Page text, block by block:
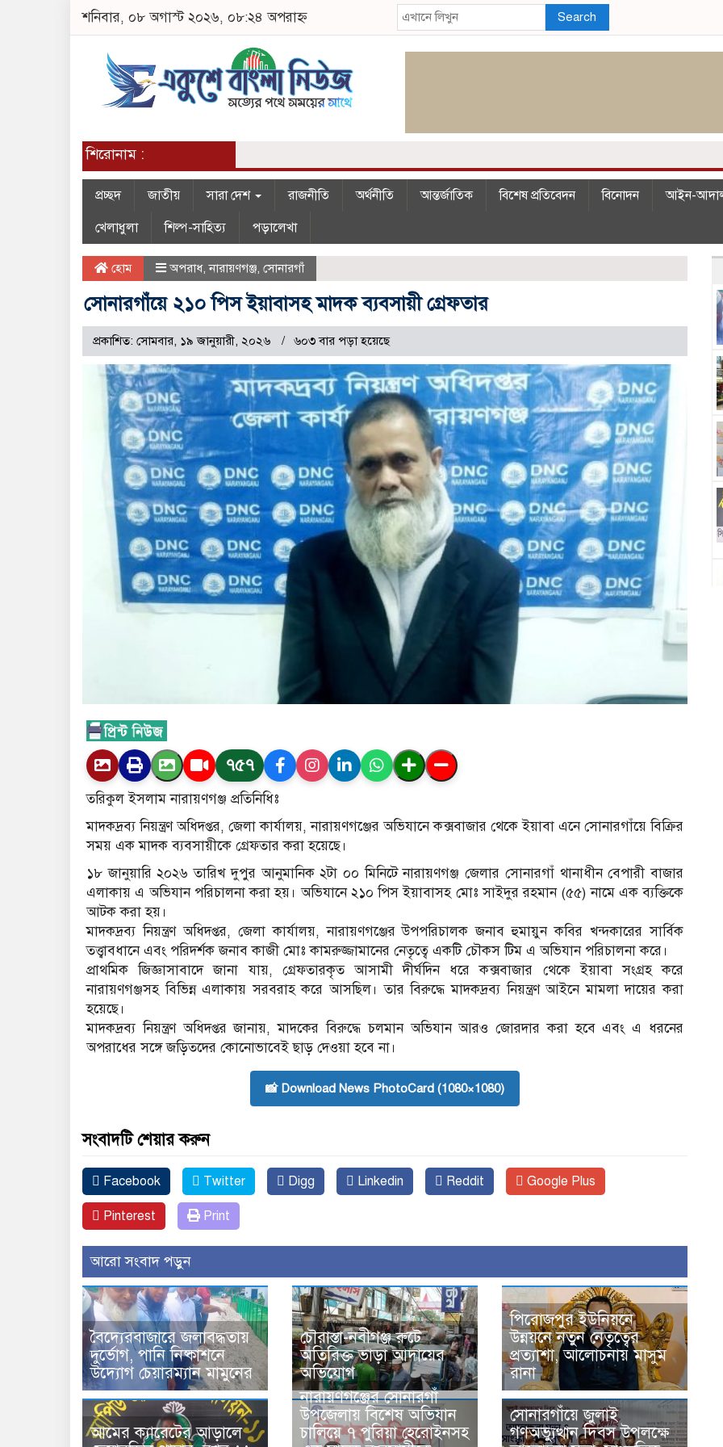
শনিবার, ০৮ অগাস্ট ২০২৬, ০৮:২৪ অপরাহ্ন Search
শিরোনাম :
প্রচ্ছদ জাতীয় সারা দেশ রাজনীতি অর্থনীতি আন্তর্জাতিক বিশেষ প্রতিবেদন বিনোদন আইন-
খেলাধুলা
শিল্প-সাহিত্য পড়ালেখা
হোম অপরাধ,নারায়ণগঞ্জ, সোনারগাঁ
সোনারগাঁয়ে ২১০ পিস ইয়াবাসহ মাদক ব্যবসায়ী গ্রেফতার
প্রকাশিত: সোমবার, ১৯ জানুয়ারী, ২০২৬ ৬০৩ বার পড়া হয়েছে
৭৫৭
তরিকুল ইসলাম নারায়ণগঞ্জ প্রতিনিধিঃ
মাদকদ্রব্য নিয়ন্ত্রণ অধিদপ্তর, জেলা কার্যালয়, নারায়ণগঞ্জের অভিযানে কক্সবাজার থেকে ইয়াবা এনে সোনারগাঁয়ে বিক্রির
সময় এক মাদক ব্যবসায়ীকে গ্রেফতার করা হয়েছে।
১৮ জানুয়ারি ২০২৬ তারিখ দুপুর আনুমানিক ২টা ০০ মিনিটে নারায়ণগঞ্জ জেলার সোনারগাঁ থানাধীন বেপারী বাজার
এলাকায় এ অভিযান পরিচালনা করা হয়। অভিযানে ২১০ পিস ইয়াবাসহ মোঃ সাইদুর রহমান (৫৫) নামে এক ব্যক্তিকে
আটক করা হয়।
মাদকদ্রব্য নিয়ন্ত্রণ অধিদপ্তর, জেলা কার্যালয়, নারায়ণগঞ্জের উপপরিচালক জনাব হুমায়ুন কবির খন্দকারের সার্বিক
তত্ত্বাবধানে এবং পরিদর্শক জনাব কাজী মোঃ কামরুজ্জামানের নেতৃত্বে একটি চৌকস টিম এ অভিযান পরিচালনা করে।
প্রাথমিক জিজ্ঞাসাবাদে জানা যায়, গ্রেফতারকৃত আসামী দীর্ঘদিন ধরে কক্সবাজার থেকে ইয়াবা সংগ্রহ করে
নারায়ণগঞ্জসহ বিভিন্ন এলাকায় সরবরাহ করে আসছিল। তার বিরুদ্ধে মাদকদ্রব্য নিয়ন্ত্রণ আইনে মামলা দায়ের করা
হয়েছে।
মাদকদ্রব্য নিয়ন্ত্রণ অধিদপ্তর জানায়, মাদকের বিরুদ্ধে চলমান অভিযান আরও জোরদার করা হবে এবং এ ধরনের
অপরাধের সঙ্গে জড়িতদের কোনোভাবেই ছাড় দেওয়া হবে না।
📸 Download News PhotoCard (1080×1080)
সংবাদটি শেয়ার করুন
Facebook Twitter Digg Linkedin Reddit Google Plus
Pinterest Print
আরো সংবাদ পড়ুন
বৈদ্যেরবাজারে জলাবদ্ধতায়
দুর্ভোগ, পানি নিষ্কাশনে
উদ্যোগ চেয়ারম্যান মামুনের
চৌরাস্তা-নবীগঞ্জ রুটে
অতিরিক্ত ভাড়া আদায়ের
অভিযোগ
পিরোজপুর ইউনিয়নে
উন্নয়নে নতুন নেতৃত্বের
প্রত্যাশা, আলোচনায় মাসুম
রানা
আমের ক্যারেটের আড়ালে
নারায়ণগঞ্জের সোনারগাঁ
উপজেলায় বিশেষ অভিযান
চালিয়ে ৭ পুরিয়া হেরোইনসহ
সোনারগাঁয়ে জুলাই
গণঅভ্যুত্থান দিবস উপলক্ষে